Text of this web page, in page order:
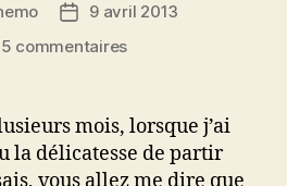
Date
de
9 avril 2013
commentairessur
le
récit
d’un
mois, lorsque j’ai
la délicatesse de partir